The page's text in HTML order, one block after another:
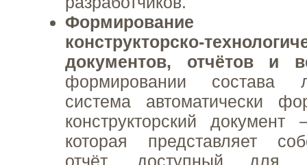
Формирование
конструкторско-
документов, отчётов и
формировании состава
система автоматически
конструкторский
которая представляет
отчёт, доступный для